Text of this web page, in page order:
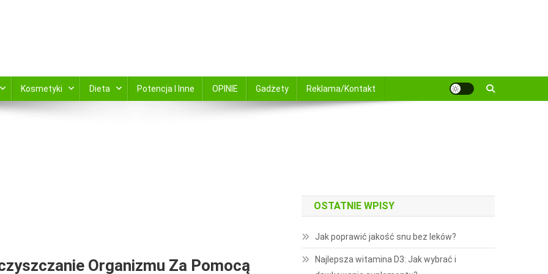
Kosmetyki Dieta Potencja I Inne OPINIE Gadżety Reklama/Kontakt
Organizmu Za Pomocą
OSTATNIE WPISY
Jak poprawić jakość snu bez leków?
Najlepsza witamina D3: Jak wybrać i